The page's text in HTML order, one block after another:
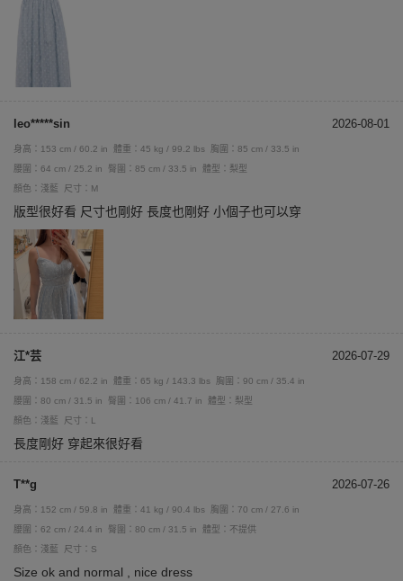
leo*****sin 2026-08-01
身高：153 cm / 60.2 in 體重：45 kg / 99.2 lbs
胸圍：85 cm / 33.5 in
腰圍：64 cm / 25.2 in
臀圍：85 cm / 33.5 in
體型：梨型
顏色：淺藍
尺寸：M
版型很好看 尺寸也剛好 長度也剛好 小個子也可以穿
江*芸 2026-07-29
身高：158 cm / 62.2 in 體重：65 kg / 143.3 lbs
胸圍：90 cm / 35.4 in
腰圍：80 cm / 31.5 in
臀圍：106 cm / 41.7 in
體型：梨型
顏色：淺藍
尺寸：L
長度剛好 穿起來很好看
T**g 2026-07-26
身高：152 cm / 59.8 in 體重：41 kg / 90.4 lbs
胸圍：70 cm / 27.6 in
腰圍：62 cm / 24.4 in
臀圍：80 cm / 31.5 in
體型：不提供
顏色：淺藍
尺寸：S
Size ok and normal , nice dress